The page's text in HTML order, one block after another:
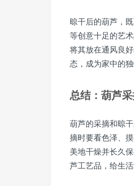
晾干后的葫芦，
等创意十足的艺
将其放在通风良
态，成为家中的独
总结：葫芦
葫芦的采摘和晾
摘时要看色泽、
美地干燥并长久
芦工艺品，给生活